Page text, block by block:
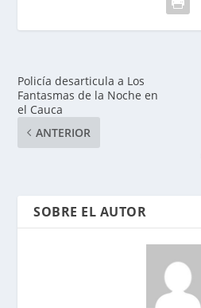
Policía desarticula a Los
Fantasmas de la Noche en
el Cauca
ANTERIOR
SOBRE EL AUTOR